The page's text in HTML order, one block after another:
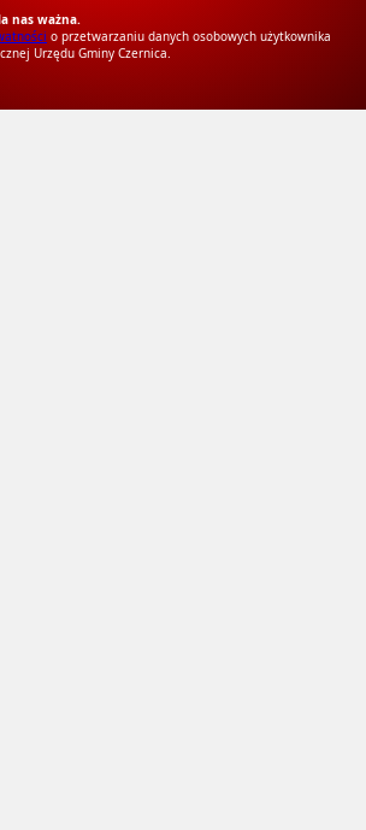
nas ważna.
o przetwarzaniu danych osobowych użytkownika
Urzędu Gminy Czernica.